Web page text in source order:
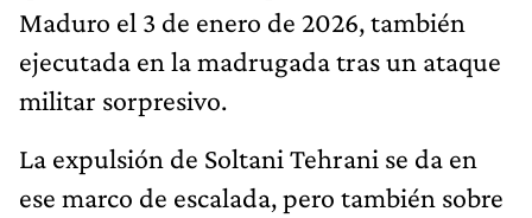
Maduro el 3 de enero de 2026, también
ejecutada en la madrugada tras un ataque
militar sorpresivo.
La expulsión de Soltani Tehrani se da en
ese marco de escalada, pero también sobre